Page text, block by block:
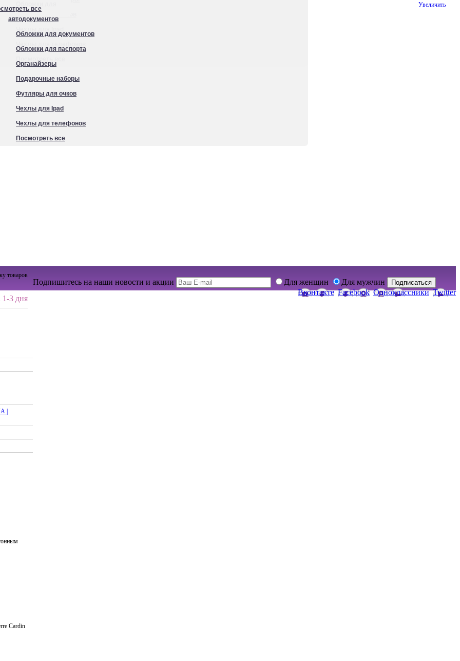
Посмотреть все
автодокументов
Обложки для документов
Обложки для паспорта
Органайзеры
Подарочные наборы
Футляры для очков
Чехлы для Ipad
Чехлы для телефонов
Посмотреть все
все
Увеличить
товаров
1-3 дня
|
Cardin
Подпишитесь на наши новости и акции Для женщин Для мужчин Подписаться
Вконтакте Facebook Одноклассники Twitter